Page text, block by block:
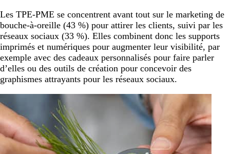
Les TPE-PME se concentrent avant tout sur le marketing de
bouche-à-oreille (43 %) pour attirer les clients, suivi par les
réseaux sociaux (33 %). Elles combinent donc les supports
imprimés et numériques pour augmenter leur visibilité, par
exemple avec des cadeaux personnalisés pour faire parler
d’elles ou des outils de création pour concevoir des
graphismes attrayants pour les réseaux sociaux.